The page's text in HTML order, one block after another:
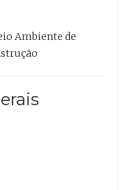
Ambiente de